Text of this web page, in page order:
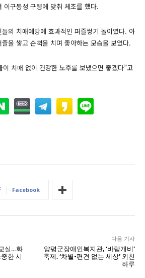
이구동성 구령에 맞춰 체조를 했다.
의 치매예방에 효과적인 퍼즐쌓기 놀이였다. 아
을 쌓고 손뼉을 치며 좋아하는 모습을 보였다.
이 치매 없이 건강한 노후를 보냈으면 좋겠다”고
Facebook
실…화
한 시
다음 기사
양평군장애인복지관, ‘바람개비’
축제, ‘차별·편견 없는 세상’ 외친
하루